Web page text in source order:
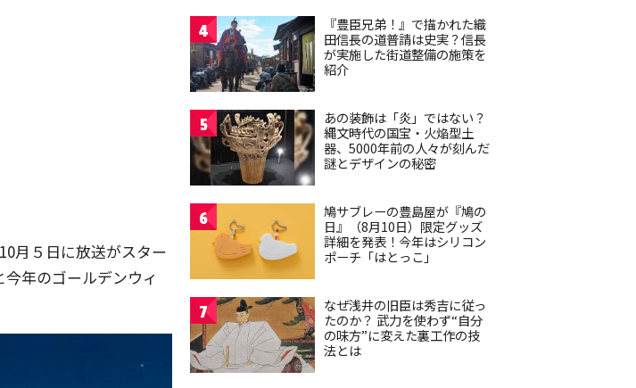
月５日に放送がスター
年のゴールデンウィ
4
『豊臣兄弟！』で描かれた織
田信長の道普請は史実？信長
が実施した街道整備の施策を
紹介
5
あの装飾は「炎」ではない？
縄文時代の国宝・火焔型土
器、5000年前の人々が刻んだ
謎とデザインの秘密
6
鳩サブレーの豊島屋が『鳩の
日』（8月10日）限定グッズ
詳細を発表！今年はシリコン
ポーチ「はとっこ」
7
なぜ浅井の旧臣は秀吉に従っ
たのか？ 武力を使わず“自分
の味方”に変えた裏工作の技
法とは